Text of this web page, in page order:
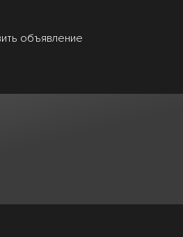
объявление